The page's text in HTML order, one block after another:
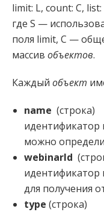
limit: L, count: C,
где S —
поля limit, C —
массив объектов.
Каждый объект
name (строка)
идентификатор
можно
webinarId
идентификатор
для получения
type (строка)